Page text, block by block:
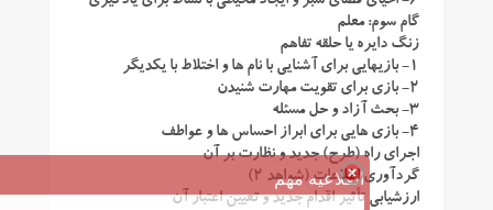
گام سوم: معلم
زنگ دایره یا حلقه تفاهم
۱- بازیهایی برای آشنایی با نام ها و اختلاط با یکدیگر
۲- بازی برای تقویت مهارت شنیدن
۳- بحث آزاد و حل مسئله
۴- بازی هایی برای ابراز احساس ها و عواطف
اجرای راه (طرح) جدید و نظارت بر آن
گردآوری اطلاعات (شواهد ۲)
ارزشیابی تأثیر اقدام جدید و تعیین اعتبار آن
اطلاعیه مهم